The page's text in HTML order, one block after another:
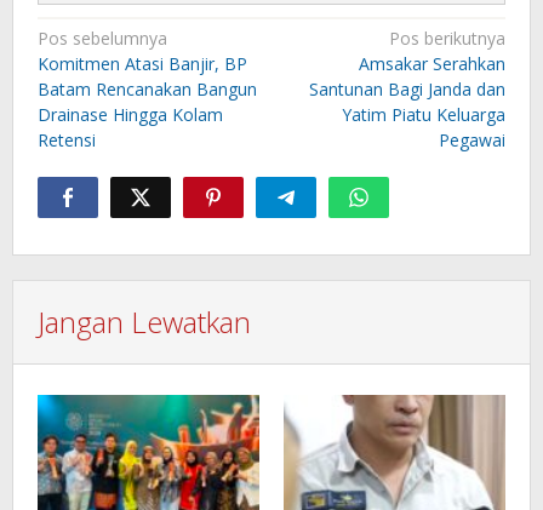
Navigasi
pos
Pos sebelumnya
Komitmen Atasi Banjir, BP
Batam Rencanakan Bangun
Drainase Hingga Kolam
Retensi
Pos berikutnya
Amsakar Serahkan
Santunan Bagi Janda dan
Yatim Piatu Keluarga
Pegawai
Jangan Lewatkan